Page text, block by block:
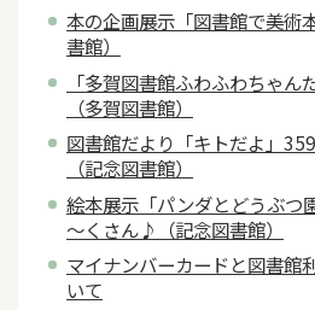
本の企画展示「図書館で美術
書館）
「多賀図書館ふわふわちゃ
（多賀図書館）
図書館だより「キトだよ」
（記念図書館）
絵本展示「パンダとどうぶつ
～くさん♪（記念図書館）
マイナンバーカードと図書館
いて